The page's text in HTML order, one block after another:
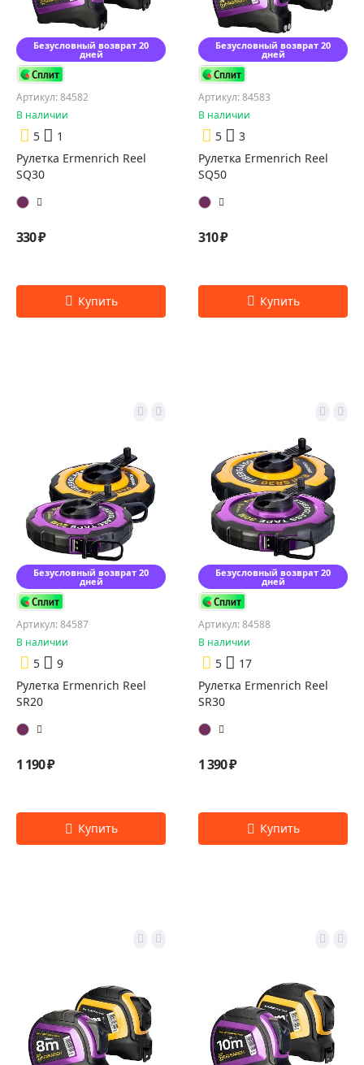
Безусловный возврат 20
дней
Артикул: 84582
В наличии
5
1
Рулетка Ermenrich Reel
SQ30
330 ₽
Безусловный возврат 20
дней
Артикул: 84583
В наличии
5
3
Рулетка Ermenrich Reel
SQ50
310 ₽
Безусловный возврат 20
дней
Артикул: 84587
В наличии
5
9
Рулетка Ermenrich Reel
SR20
1 190 ₽
Безусловный возврат 20
дней
Артикул: 84588
В наличии
5
17
Рулетка Ermenrich Reel
SR30
1 390 ₽